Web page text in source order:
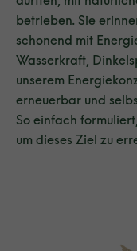
betrieben. Sie
schonend mit
Wasserkraft,
unserem
erneuerbar und
So einfach
um dieses Ziel zu